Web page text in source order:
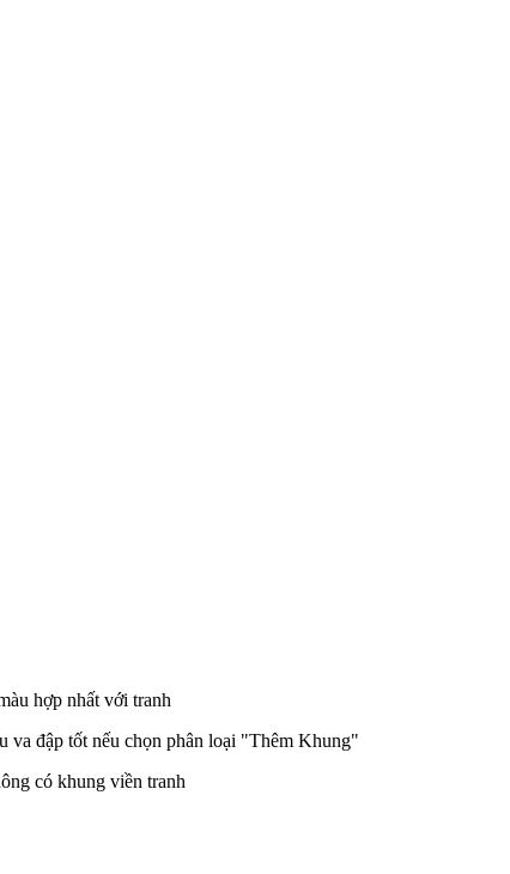
hợp nhất với tranh
va đập tốt nếu chọn phân loại "Thêm Khung"
có khung viền tranh